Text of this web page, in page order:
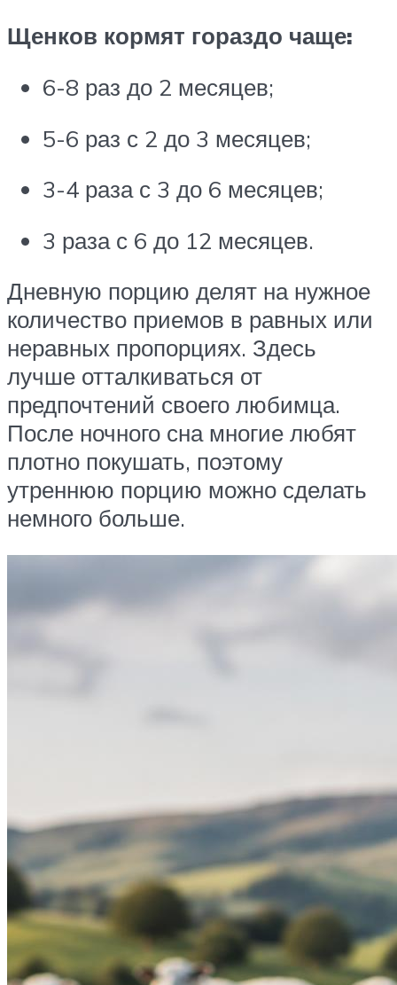
Щенков кормят гораздо чаще:
6-8 раз до 2 месяцев;
5-6 раз с 2 до 3 месяцев;
3-4 раза с 3 до 6 месяцев;
3 раза с 6 до 12 месяцев.
Дневную порцию делят на нужное
количество приемов в равных или
неравных пропорциях. Здесь
лучше отталкиваться от
предпочтений своего любимца.
После ночного сна многие любят
плотно покушать, поэтому
утреннюю порцию можно сделать
немного больше.